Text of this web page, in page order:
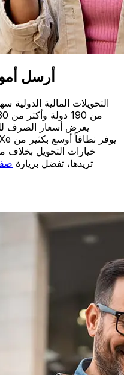
أرسل
يعرض أسعار الصرف
خيارات التحويل بخلاف
تريدها، تفضل بزيارة